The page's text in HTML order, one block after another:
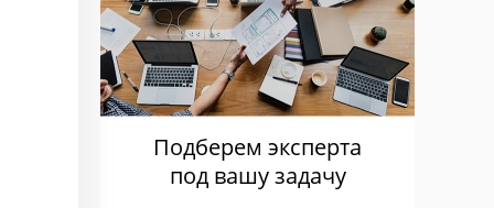
Подберем эксперта
под вашу задачу